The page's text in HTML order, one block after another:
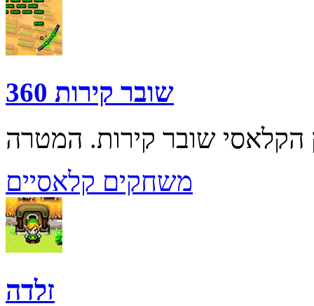
שובר קירות 360
משחקים קלאסיים
זלדה